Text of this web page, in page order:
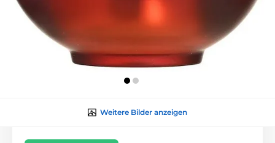
Weitere Bilder anzeigen